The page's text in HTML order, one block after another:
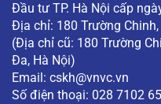
Đầu tư TP. Hà Nội cấp
Địa chỉ: 180 Trường Chinh,
(Địa chỉ cũ: 180 Trường
Đa, Hà Nội)
Email: cskh@vnvc.vn
Số điện thoại: 028 7102